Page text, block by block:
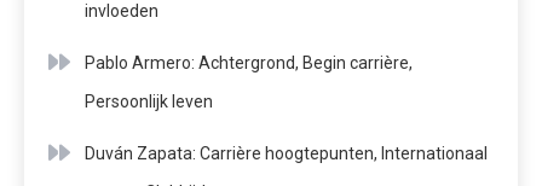
invloeden
Pablo Armero: Achtergrond, Begin carrière,
Persoonlijk leven
Duván Zapata: Carrière hoogtepunten, Internationaal